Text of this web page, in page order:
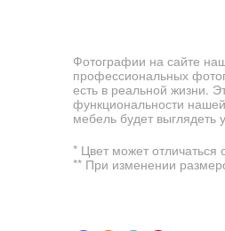
Фотографии на сайте
профессиональных
есть в реальной жизни.
функциональности
мебель будет выглядеть
* Цвет может отличаться
** При изменении